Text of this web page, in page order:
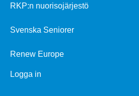
RKP:n nuorisojärjestö
Svenska Seniorer
Renew Europe
Logga in